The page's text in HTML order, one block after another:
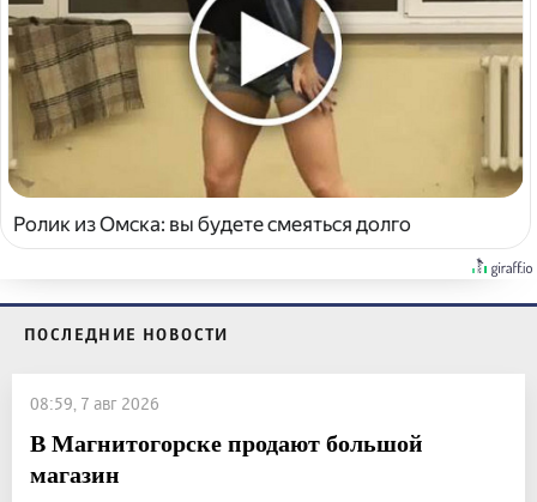
Ролик из Омска: вы будете смеяться долго
ПОСЛЕДНИЕ НОВОСТИ
08:59, 7 авг 2026
В Магнитогорске продают большой
магазин